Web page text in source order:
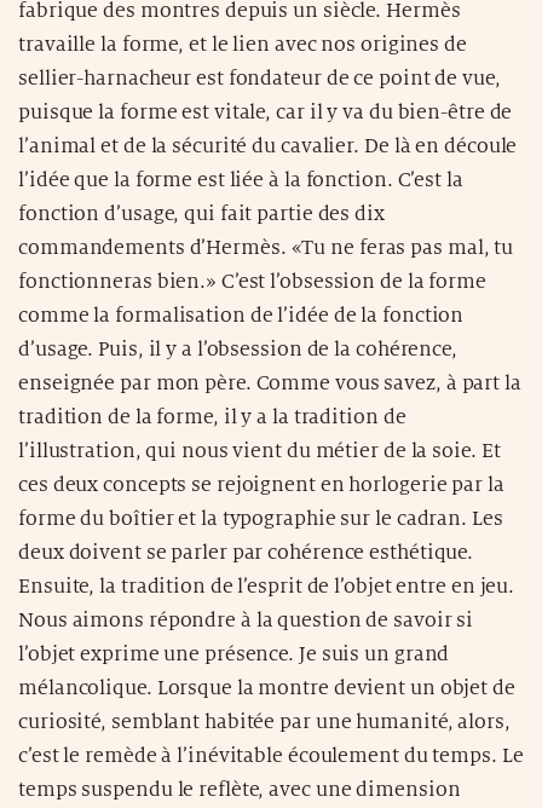
fabrique des montres depuis un siècle. Hermès
travaille la forme, et le lien avec nos origines de
sellier-harnacheur est fondateur de ce point de vue,
puisque la forme est vitale, car il y va du bien-être de
l’animal et de la sécurité du cavalier. De là en découle
l’idée que la forme est liée à la fonction. C’est la
fonction d’usage, qui fait partie des dix
commandements d’Hermès. «Tu ne feras pas mal, tu
fonctionneras bien.» C’est l’obsession de la forme
comme la formalisation de l’idée de la fonction
d’usage. Puis, il y a l’obsession de la cohérence,
enseignée par mon père. Comme vous savez, à part la
tradition de la forme, il y a la tradition de
l’illustration, qui nous vient du métier de la soie. Et
ces deux concepts se rejoignent en horlogerie par la
forme du boîtier et la typographie sur le cadran. Les
deux doivent se parler par cohérence esthétique.
Ensuite, la tradition de l’esprit de l’objet entre en jeu.
Nous aimons répondre à la question de savoir si
l’objet exprime une présence. Je suis un grand
mélancolique. Lorsque la montre devient un objet de
curiosité, semblant habitée par une humanité, alors,
c’est le remède à l’inévitable écoulement du temps. Le
temps suspendu le reflète, avec une dimension